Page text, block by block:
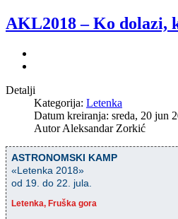
AKL2018 – Ko dolazi,
Detalji
Kategorija: Letenka
Datum kreiranja: sreda, 20 jun
AutorAleksandar Zorkić
ASTRONOMSKI KAMP
«Letenka 2018»
od 19. do 22. jula.
Letenka, Fruška gora